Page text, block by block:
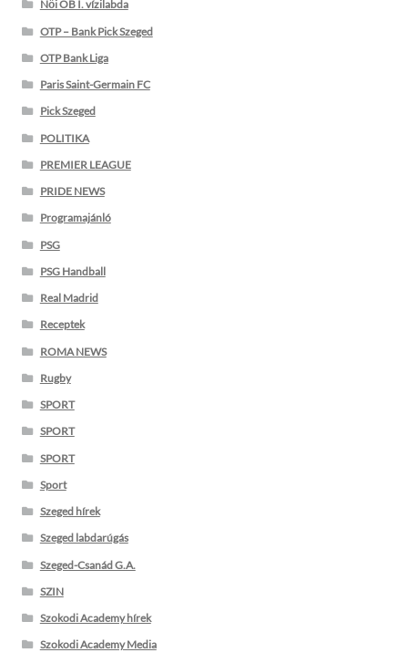
Női OB I. vízilabda
OTP – Bank Pick Szeged
OTP Bank Liga
Paris Saint-Germain FC
Pick Szeged
POLITIKA
PREMIER LEAGUE
PRIDE NEWS
Programajánló
PSG
PSG Handball
Real Madrid
Receptek
ROMA NEWS
Rugby
SPORT
SPORT
SPORT
Sport
Szeged hírek
Szeged labdarúgás
Szeged-Csanád G.A.
SZIN
Szokodi Academy hírek
Szokodi Academy Media